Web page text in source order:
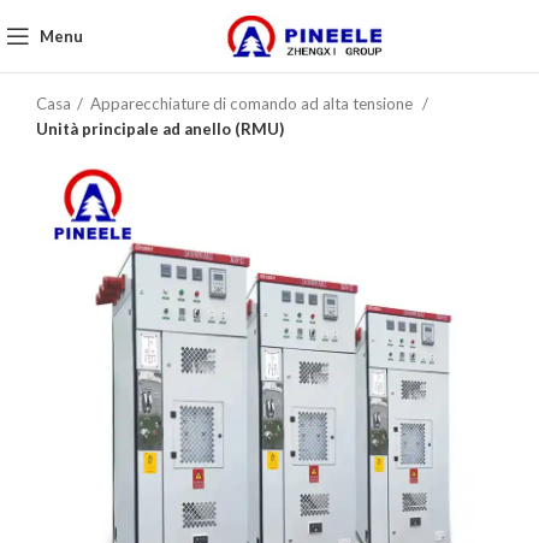
Menu
Casa
Apparecchiature di comando ad alta tensione
Unità principale ad anello (RMU)